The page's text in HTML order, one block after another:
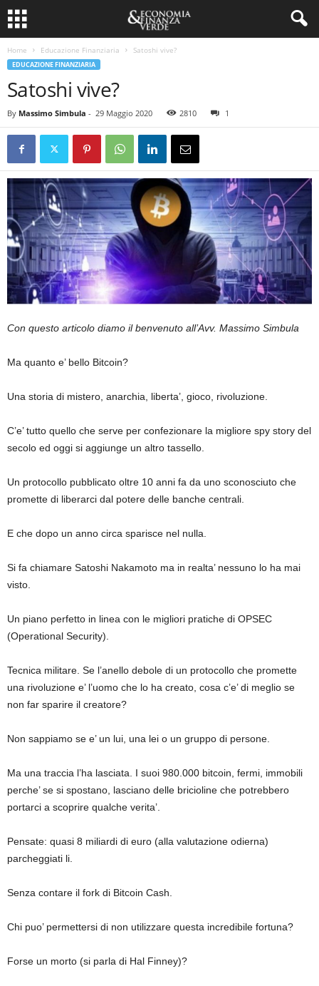
Home Educazione Finanziaria Satoshi vive?
EDUCAZIONE FINANZIARIA
Satoshi vive?
By Massimo Simbula - 29 Maggio 2020 2810 1
Con questo articolo diamo il benvenuto all’Avv. Massimo Simbula
Ma quanto e’ bello Bitcoin?
Una storia di mistero, anarchia, liberta’, gioco, rivoluzione.
C’e’ tutto quello che serve per confezionare la migliore spy story del
secolo ed oggi si aggiunge un altro tassello.
Un protocollo pubblicato oltre 10 anni fa da uno sconosciuto che
promette di liberarci dal potere delle banche centrali.
E che dopo un anno circa sparisce nel nulla.
Si fa chiamare Satoshi Nakamoto ma in realta’ nessuno lo ha mai
visto.
Un piano perfetto in linea con le migliori pratiche di OPSEC
(Operational Security).
Tecnica militare. Se l’anello debole di un protocollo che promette
una rivoluzione e’ l’uomo che lo ha creato, cosa c’e’ di meglio se
non far sparire il creatore?
Non sappiamo se e’ un lui, una lei o un gruppo di persone.
Ma una traccia l’ha lasciata. I suoi 980.000 bitcoin, fermi, immobili
perche’ se si spostano, lasciano delle bricioline che potrebbero
portarci a scoprire qualche verita’.
Pensate: quasi 8 miliardi di euro (alla valutazione odierna)
parcheggiati li.
Senza contare il fork di Bitcoin Cash.
Chi puo’ permettersi di non utilizzare questa incredibile fortuna?
Forse un morto (si parla di Hal Finney)?